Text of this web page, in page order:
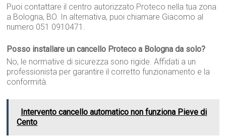
Puoi contattare il centro autorizzato Proteco nella tua zona
a Bologna, BO. In alternativa, puoi chiamare Giacomo al
numero 051 0910471.
Posso installare un cancello Proteco a Bologna da solo?
No, le normative di sicurezza sono rigide. Affidati a un
professionista per garantire il corretto funzionamento e la
conformità.
Intervento cancello automatico non funziona Pieve di
Cento